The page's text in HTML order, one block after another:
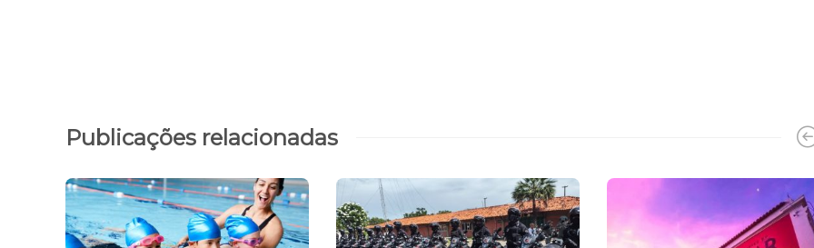
Publicações relacionadas